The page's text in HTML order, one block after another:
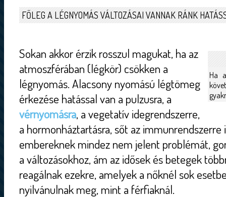
FŐLEG A LÉGNYOMÁS VÁLTOZÁSAI VANNAK RÁNK
Ha
Sokan akkor érzik rosszul magukat, ha az
atmoszférában (légkör) csökken a
légnyomás. Alacsony nyomású légtömeg
érkezése hatással van a pulzusra, a
vérnyomásra, a vegetatív idegrendszerre,
a hormonháztartásra, sőt az immunrendszerre
embereknek mindez nem jelent problémát,
a változásokhoz, ám az idősek és betegek
reagálnak ezekre, amelyek a nőknél sok
nyilvánulnak meg, mint a férfiaknál.